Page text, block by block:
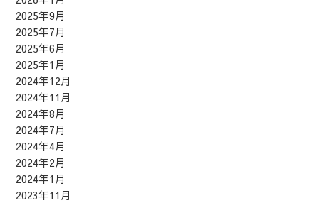
2025年9月
2025年7月
2025年6月
2025年1月
2024年12月
2024年11月
2024年8月
2024年7月
2024年4月
2024年2月
2024年1月
2023年11月